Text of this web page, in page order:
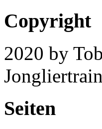
Copyright
2020 by
Seiten